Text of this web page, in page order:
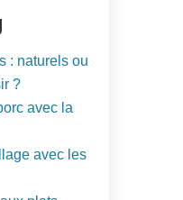
: naturels ou
?
avec la
avec les